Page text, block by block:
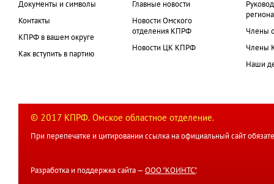
Документы и символы
Контакты
КПРФ в вашем округе
Как вступить в партию
Главные новости
Новости Омского
отделения КПРФ
Новости ЦК КПРФ
Члены
Члены
Наши
© 2017 КПРФ. Омское областное отделение.
При перепечатке и цитировании ссылка на официальный сайт
Разработка и поддержка сайта — ООО "КОИНТС".